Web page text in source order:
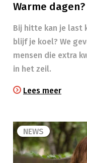
Warme
Bij hitte kan je last
blijf je koel? We
mensen die extra
in het zeil.​
Lees meer
NEWS